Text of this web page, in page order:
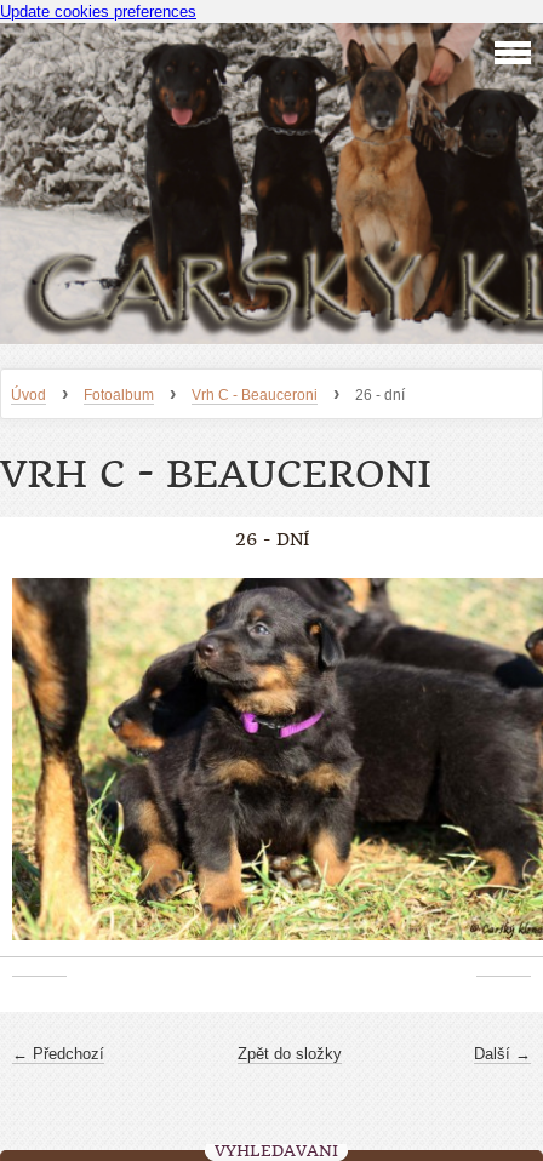
Update cookies preferences
Úvod › Fotoalbum › Vrh C - Beauceroni › 26 - dní
VRH C - BEAUCERONI
26 - DNÍ
← Předchozí Další →
Zpět do složky
VYHLEDÁVÁNÍ